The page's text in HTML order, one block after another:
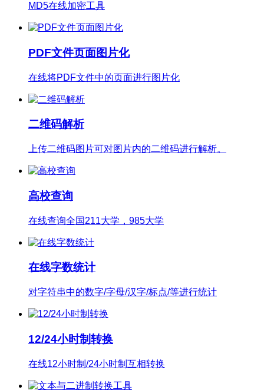
MD5在线加密工具
PDF文件页面图片化
在线将PDF文件中的页面进行图片化
二维码解析
上传二维码图片可对图片内的二维码进行解析。
高校查询
在线查询全国211大学，985大学
在线字数统计
对字符串中的数字/字母/汉字/标点/等进行统计
12/24小时制转换
在线12小时制/24小时制互相转换